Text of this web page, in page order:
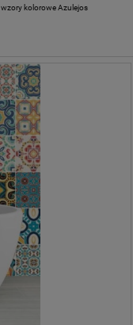
wzory kolorowe Azulejos